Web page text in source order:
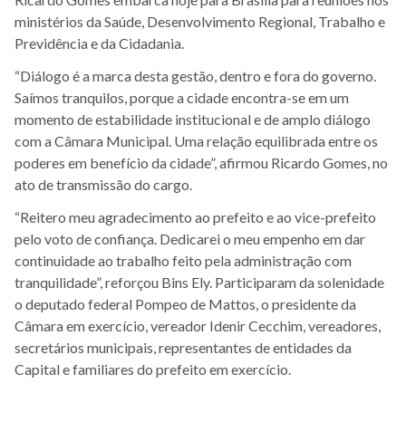
ministérios da Saúde, Desenvolvimento Regional, Trabalho e
Previdência e da Cidadania.
“Diálogo é a marca desta gestão, dentro e fora do governo.
Saímos tranquilos, porque a cidade encontra-se em um
momento de estabilidade institucional e de amplo diálogo
com a Câmara Municipal. Uma relação equilibrada entre os
poderes em benefício da cidade”, afirmou Ricardo Gomes, no
ato de transmissão do cargo.
“Reitero meu agradecimento ao prefeito e ao vice-prefeito
pelo voto de confiança. Dedicarei o meu empenho em dar
continuidade ao trabalho feito pela administração com
tranquilidade”, reforçou Bins Ely. Participaram da solenidade
o deputado federal Pompeo de Mattos, o presidente da
Câmara em exercício, vereador Idenir Cecchim, vereadores,
secretários municipais, representantes de entidades da
Capital e familiares do prefeito em exercício.